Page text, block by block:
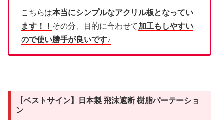
こちらは本当にシンプルなアクリル板となってい
ます！！ その分、目的に合わせて加工もしやすい
ので使い勝手が良いです♪
【ベストサイン】日本製 飛沫遮断 樹脂パーテーショ
ン